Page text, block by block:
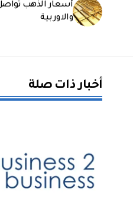
أسعار الذهب
والاوربية
أخبار ذات صلة